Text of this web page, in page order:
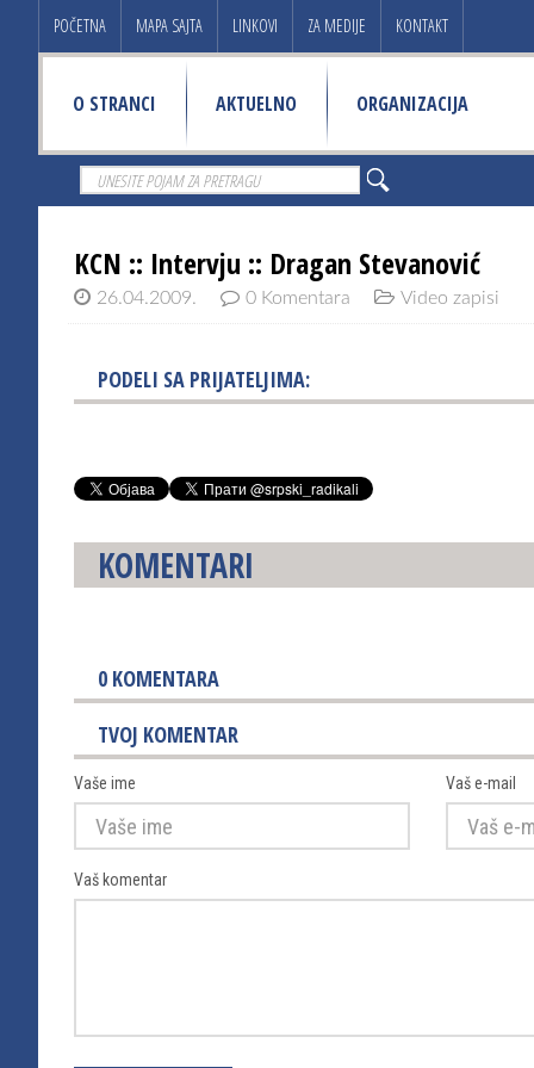
POČETNA MAPA SAJTA LINKOVI ZA MEDIJE KONTAKT
O STRANCI AKTUELNO ORGANIZACIJA
KCN :: Intervju :: Dragan Stevanović
26.04.2009. 0 Komentara Video zapisi
PODELI SA PRIJATELJIMA:
KOMENTARI
0 KOMENTARA
TVOJ KOMENTAR
Vaše ime Vaš e-mail
Vaš komentar